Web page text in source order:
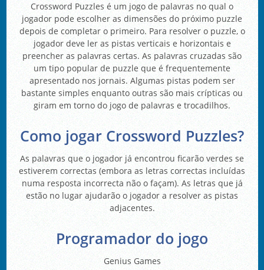
Crossword Puzzles é um jogo de palavras no qual o
jogador pode escolher as dimensões do próximo puzzle
depois de completar o primeiro. Para resolver o puzzle, o
jogador deve ler as pistas verticais e horizontais e
preencher as palavras certas. As palavras cruzadas são
um tipo popular de puzzle que é frequentemente
apresentado nos jornais. Algumas pistas podem ser
bastante simples enquanto outras são mais crípticas ou
giram em torno do jogo de palavras e trocadilhos.
Como jogar Crossword Puzzles?
As palavras que o jogador já encontrou ficarão verdes se
estiverem correctas (embora as letras correctas incluídas
numa resposta incorrecta não o façam). As letras que já
estão no lugar ajudarão o jogador a resolver as pistas
adjacentes.
Programador do jogo
Genius Games